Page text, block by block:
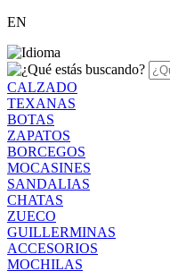
EN
CALZADO
TEXANAS
BOTAS
ZAPATOS
BORCEGOS
MOCASINES
SANDALIAS
CHATAS
ZUECO
GUILLERMINAS
ACCESORIOS
MOCHILAS